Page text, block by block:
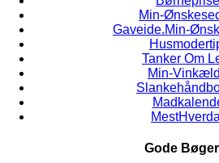
Min-
Gaveide.Min-
Tanker Om
Min-
Gode Bøger